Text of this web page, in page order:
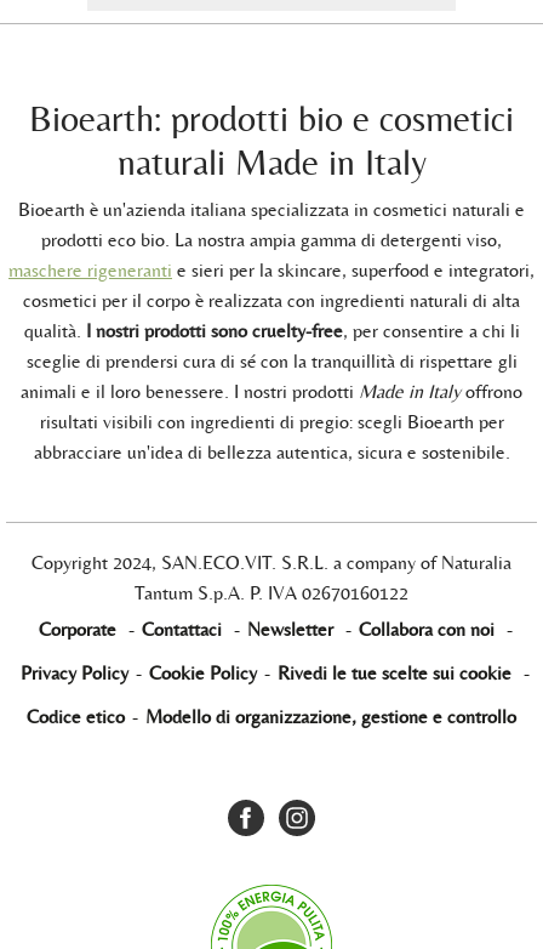
Bioearth: prodotti bio e cosmetici
naturali Made in Italy
Bioearth è un'azienda italiana specializzata in cosmetici naturali e
prodotti eco bio. La nostra ampia gamma di detergenti viso,
maschere rigeneranti e sieri per la skincare, superfood e integratori,
cosmetici per il corpo è realizzata con ingredienti naturali di alta
qualità. I nostri prodotti sono cruelty-free, per consentire a chi li
sceglie di prendersi cura di sé con la tranquillità di rispettare gli
animali e il loro benessere. I nostri prodotti Made in Italyoffrono
risultati visibili con ingredienti di pregio: scegli Bioearth per
abbracciare un'idea di bellezza autentica, sicura e sostenibile.
Copyright 2024, SAN.ECO.VIT. S.R.L. a company of Naturalia
Tantum S.p.A. P. IVA 02670160122
Corporate - Contattaci - Newsletter - Collabora con noi -
Privacy Policy - Cookie Policy - Rivedi le tue scelte sui cookie -
Codice etico - Modello di organizzazione, gestione e controllo